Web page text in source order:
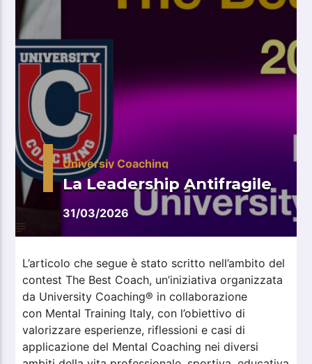
Universiy Coaching
31/03/2026
La Leadership Antifragile
L’articolo che segue è stato scritto nell’ambito del
contest The Best Coach, un’iniziativa organizzata
da University Coaching® in collaborazione
con Mental Training Italy, con l’obiettivo di
valorizzare esperienze, riflessioni e casi di
applicazione del Mental Coaching nei diversi